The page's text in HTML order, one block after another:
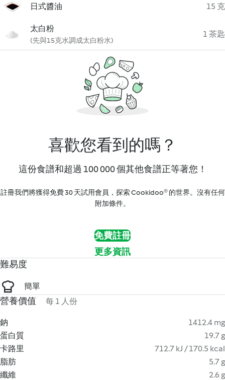
日式醬油 15 克
太白粉
(先與15克水調成太白粉水)
1 茶匙
喜歡您看到的嗎？
這份食譜和超過 100 000 個其他食譜正等著您！
註冊我們將獲得免費 30 天試用會員，探索 Cookidoo® 的世界。沒有任何
附加條件。
免費註冊
更多資訊
難易度
簡單
營養價值 每 1 人份
鈉
1412.4 mg
蛋白質
19.7 g
卡路里
712.7 kJ / 170.5 kcal
脂肪
5.7 g
纖維
2.6 g